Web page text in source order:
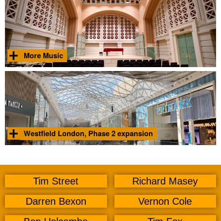
Foto © Tim Street 2024 di più
More Music
Nuovi spazi per esibizioni e prove musicali presso il Royal
College of Music.
Foto © Tim Street 2020
Scopri
di più
Westfield London, Phase 2 expansion
grande d'Europa.
Foto © Tim Street 2022
Scopri
di più
Tim Street
Richard Masey
Darren Bexon
Vernon Cole